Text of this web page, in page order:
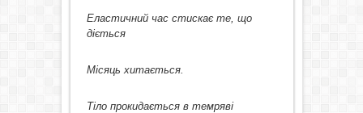
Еластичний час стискає те, що
діється
Місяць хитається.
Тіло прокидається в темряві